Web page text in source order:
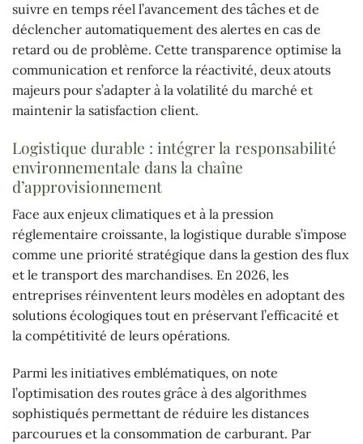
suivre en temps réel l’avancement des tâches et de
déclencher automatiquement des alertes en cas de
retard ou de problème. Cette transparence optimise la
communication et renforce la réactivité, deux atouts
majeurs pour s’adapter à la volatilité du marché et
maintenir la satisfaction client.
Logistique durable : intégrer la responsabilité
environnementale dans la chaîne
d’approvisionnement
Face aux enjeux climatiques et à la pression
réglementaire croissante, la logistique durable s’impose
comme une priorité stratégique dans la gestion des flux
et le transport des marchandises. En 2026, les
entreprises réinventent leurs modèles en adoptant des
solutions écologiques tout en préservant l’efficacité et
la compétitivité de leurs opérations.
Parmi les initiatives emblématiques, on note
l’optimisation des routes grâce à des algorithmes
sophistiqués permettant de réduire les distances
parcourues et la consommation de carburant. Par